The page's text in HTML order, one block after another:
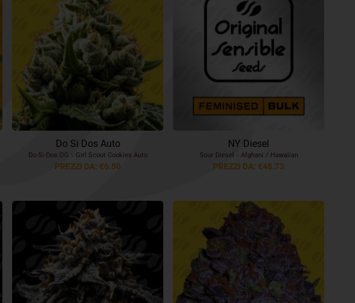
Do Si Dos Auto
Do-Si-Dos OG Girl Scout Cookies Auto
PREZZI DA: €6.50
NY Diesel
Sour Diesel Afghani / Hawaiian
PREZZI DA: €48.73